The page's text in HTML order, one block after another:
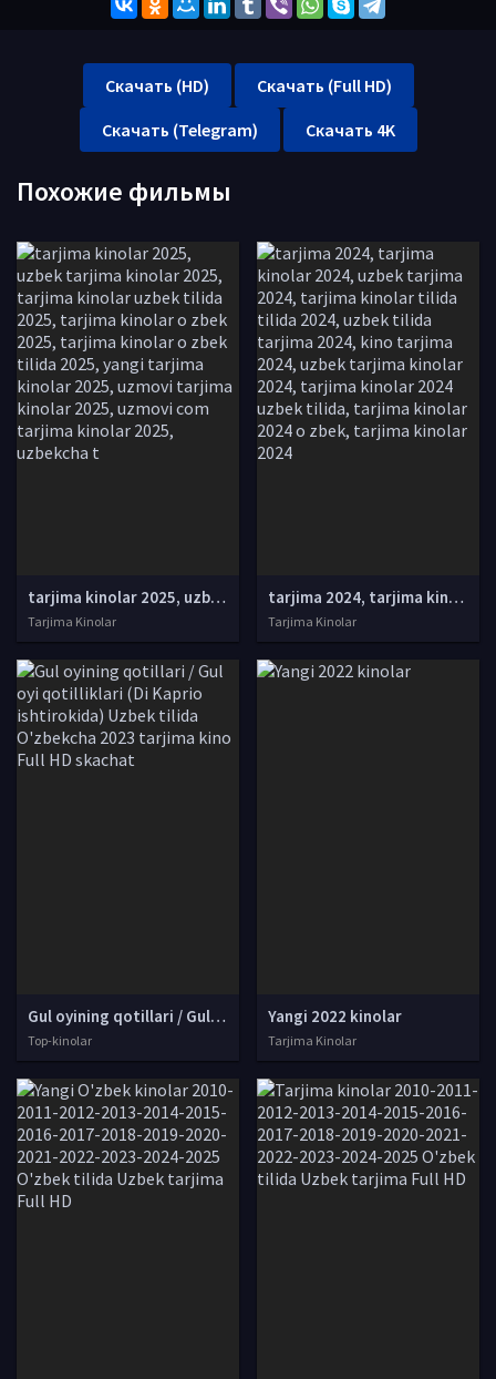
Скачать (HD)
Скачать (Full HD)
Скачать (Telegram)
Скачать 4K
Похожие фильмы
tarjima kinolar 2025, uzbek tarjima kinolar 2025, tarjima kinolar uzbek tilida 2025, tarjima kinolar o zbek 2025, tarjima kinolar o zbek tilida 2025, yangi tarjima kinolar 2025, uzmovi tarjima kinolar 2025, uzmovi com tarjima kinolar 2025, uzbekcha t
Tarjima Kinolar
tarjima 2024, tarjima kinolar 2024, uzbek tarjima 2024, tarjima kinolar tilida tilida 2024, uzbek tilida tarjima 2024, kino tarjima 2024, uzbek tarjima kinolar 2024, tarjima kinolar 2024 uzbek tilida, tarjima kinolar 2024 o zbek, tarjima kinolar 2024
Tarjima Kinolar
Gul oyining qotillari / Gul oyi qotilliklari (Di Kaprio ishtirokida) Uzbek tilida O'zbekcha 2023 tarjima kino Full HD skachat
Top-kinolar
Yangi 2022 kinolar
Tarjima Kinolar